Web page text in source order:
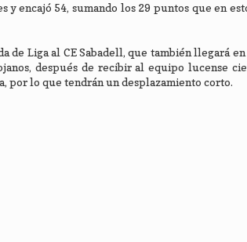
encajó 54, sumando los 29 puntos que en
de Liga al CE Sabadell, que también llegará
después de recibir al equipo lucense
por lo que tendrán un desplazamiento corto.